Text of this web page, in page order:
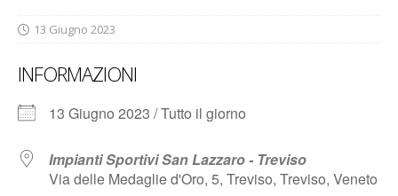
13 Giugno 2023
INFORMAZIONI
13 Giugno 2023 / Tutto il giorno
Impianti Sportivi San Lazzaro - Treviso
Via delle Medaglie d'Oro, 5, Treviso, Treviso, Veneto